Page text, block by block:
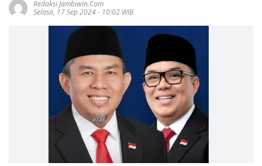
Redaksi Jambiwin.com
Selasa, 17 Sep 2024 - 10:02 WIB